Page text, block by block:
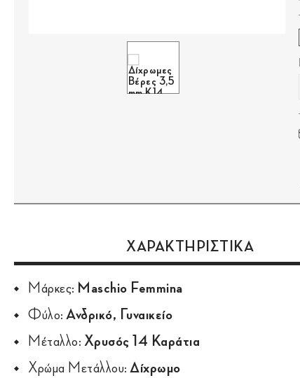
ΧΑΡΑΚΤΗΡΙΣΤΙΚΑ
Μάρκες: Maschio Femmina
Φύλο: Ανδρικό, Γυναικείο
Μέταλλο: Χρυσός 14 Καράτια
Χρώμα Μετάλλου: Δίχρωμο